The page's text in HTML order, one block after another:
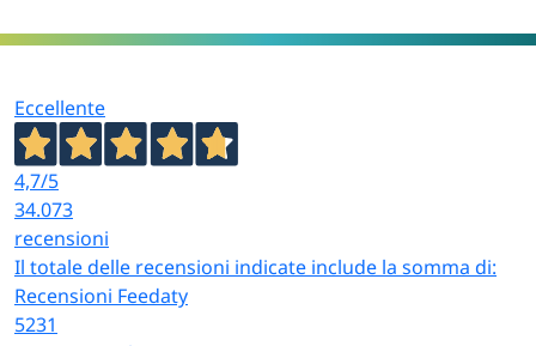
Eccellente
4,7/5
34.073
recensioni
Il totale delle recensioni indicate include la somma di:
Recensioni Feedaty
5231